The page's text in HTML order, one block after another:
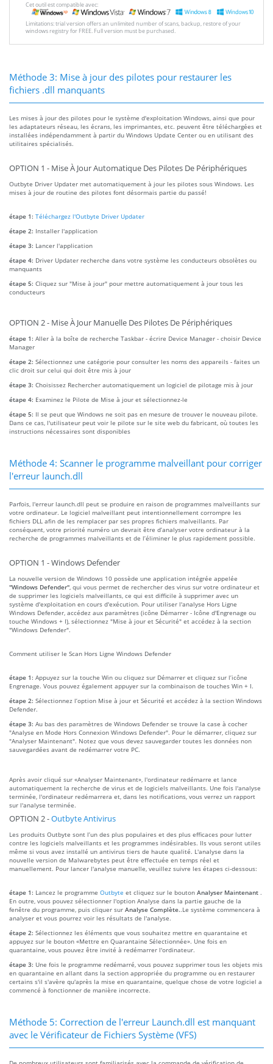
Cet outil est compatible avec:
Limitations: trial version offers an unlimited number of scans, backup, restore of your
windows registry for FREE. Full version must be purchased.
Méthode 3: Mise à jour des pilotes pour restaurer les
fichiers .dll manquants
Les mises à jour des pilotes pour le système d'exploitation Windows, ainsi que pour
les adaptateurs réseau, les écrans, les imprimantes, etc. peuvent être téléchargées et
installées indépendamment à partir du Windows Update Center ou en utilisant des
utilitaires spécialisés.
OPTION 1 - Mise À Jour Automatique Des Pilotes De Périphériques
Outbyte Driver Updater met automatiquement à jour les pilotes sous Windows. Les
mises à jour de routine des pilotes font désormais partie du passé!
étape 1: Téléchargez l'Outbyte Driver Updater
étape 2: Installer l'application
étape 3: Lancer l'application
étape 4: Driver Updater recherche dans votre système les conducteurs obsolètes ou
manquants
étape 5: Cliquez sur "Mise à jour" pour mettre automatiquement à jour tous les
conducteurs
OPTION 2 - Mise À Jour Manuelle Des Pilotes De Périphériques
étape 1: Aller à la boîte de recherche Taskbar - écrire Device Manager - choisir Device
Manager
étape 2: Sélectionnez une catégorie pour consulter les noms des appareils - faites un
clic droit sur celui qui doit être mis à jour
étape 3: Choisissez Rechercher automatiquement un logiciel de pilotage mis à jour
étape 4: Examinez le Pilote de Mise à jour et sélectionnez-le
étape 5: Il se peut que Windows ne soit pas en mesure de trouver le nouveau pilote.
Dans ce cas, l'utilisateur peut voir le pilote sur le site web du fabricant, où toutes les
instructions nécessaires sont disponibles
Méthode 4: Scanner le programme malveillant pour corriger
l'erreur launch.dll
Parfois, l'erreur launch.dll peut se produire en raison de programmes malveillants sur
votre ordinateur. Le logiciel malveillant peut intentionnellement corrompre les
fichiers DLL afin de les remplacer par ses propres fichiers malveillants. Par
conséquent, votre priorité numéro un devrait être d’analyser votre ordinateur à la
recherche de programmes malveillants et de l’éliminer le plus rapidement possible.
OPTION 1 - Windows Defender
La nouvelle version de Windows 10 possède une application intégrée appelée
"Windows Defender" , qui vous permet de rechercher des virus sur votre ordinateur et
de supprimer les logiciels malveillants, ce qui est difficile à supprimer avec un
système d'exploitation en cours d'exécution. Pour utiliser l'analyse Hors Ligne
Windows Defender, accédez aux paramètres (icône Démarrer - Icône d'Engrenage ou
touche Windows + I), sélectionnez "Mise à jour et Sécurité" et accédez à la section
"Windows Defender".
Comment utiliser le Scan Hors Ligne Windows Defender
étape 1: Appuyez sur la touche Win ou cliquez sur Démarrer et cliquez sur l’icône
Engrenage. Vous pouvez également appuyer sur la combinaison de touches Win + I.
étape 2: Sélectionnez l’option Mise à jour et Sécurité et accédez à la section Windows
Defender.
étape 3: Au bas des paramètres de Windows Defender se trouve la case à cocher
"Analyse en Mode Hors Connexion Windows Defender". Pour le démarrer, cliquez sur
"Analyser Maintenant". Notez que vous devez sauvegarder toutes les données non
sauvegardées avant de redémarrer votre PC.
Après avoir cliqué sur «Analyser Maintenant», l'ordinateur redémarre et lance
automatiquement la recherche de virus et de logiciels malveillants. Une fois l'analyse
terminée, l'ordinateur redémarrera et, dans les notifications, vous verrez un rapport
sur l'analyse terminée.
OPTION 2 -Outbyte Antivirus
Les produits Outbyte sont l’un des plus populaires et des plus efficaces pour lutter
contre les logiciels malveillants et les programmes indésirables. Ils vous seront utiles
même si vous avez installé un antivirus tiers de haute qualité. L'analyse dans la
nouvelle version de Malwarebytes peut être effectuée en temps réel et
manuellement. Pour lancer l'analyse manuelle, veuillez suivre les étapes ci-dessous:
étape 1: Lancez le programme Outbyte et cliquez sur le bouton Analyser Maintenant .
En outre, vous pouvez sélectionner l'option Analyse dans la partie gauche de la
fenêtre du programme, puis cliquer sur Analyse Complète..Le système commencera à
analyser et vous pourrez voir les résultats de l'analyse.
étape 2: Sélectionnez les éléments que vous souhaitez mettre en quarantaine et
appuyez sur le bouton «Mettre en Quarantaine Sélectionnée». Une fois en
quarantaine, vous pouvez être invité à redémarrer l'ordinateur.
étape 3: Une fois le programme redémarré, vous pouvez supprimer tous les objets mis
en quarantaine en allant dans la section appropriée du programme ou en restaurer
certains s'il s'avère qu'après la mise en quarantaine, quelque chose de votre logiciel a
commencé à fonctionner de manière incorrecte.
Méthode 5: Correction de l'erreur Launch.dll est manquant
avec le Vérificateur de Fichiers Système (VFS)